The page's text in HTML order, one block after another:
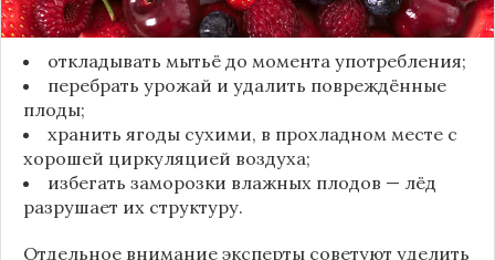
рекомендуют:
откладывать мытьё до момента употребления;
перебрать урожай и удалить повреждённые
плоды;
хранить ягоды сухими, в прохладном месте с
хорошей циркуляцией воздуха;
избегать заморозки влажных плодов — лёд
разрушает их структуру.
Отдельное внимание эксперты советуют уделить